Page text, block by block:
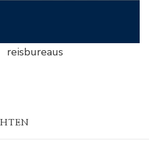
reisbureaus